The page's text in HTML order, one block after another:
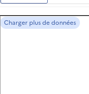
Charger plus de données